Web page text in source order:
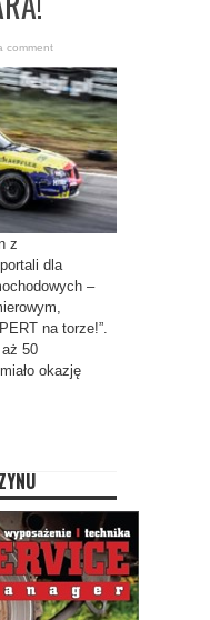
comment
z
dla
–
na torze!”.
50
okazję